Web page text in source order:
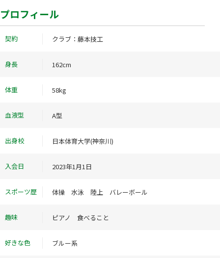
プロフィール
契約 クラブ：藤本技工
身長 162cm
体重 58kg
血液型 A型
出身校 日本体育大学(神奈川)
入会日 2023年1月1日
スポーツ歴 体操 水泳 陸上 バレーボール
趣味 ピアノ 食べること
好きな色 ブルー系